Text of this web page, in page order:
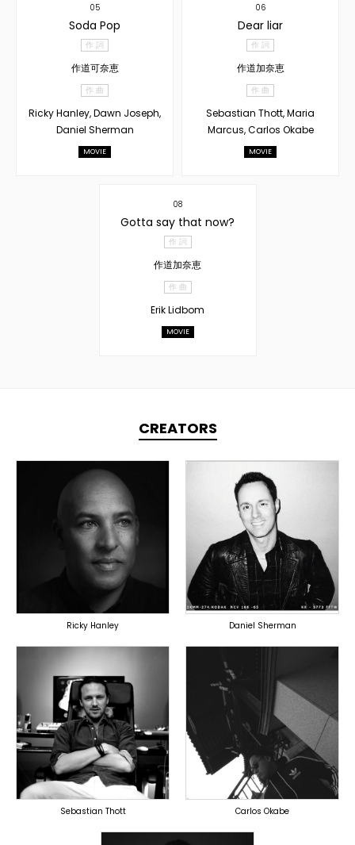
05
Soda Pop
作 詞
作道可奈恵
作 曲
Ricky Hanley, Dawn Joseph,
Daniel Sherman
MOVIE
06
Dear liar
作 詞
作道加奈恵
作 曲
Sebastian Thott, Maria
Marcus, Carlos Okabe
MOVIE
08
Gotta say that now?
作 詞
作道加奈恵
作 曲
Erik Lidbom
MOVIE
CREATORS
TOPLINER
PRODUCER
LYRICIST
SINGER
OVERSEAS
Ricky Hanley
PRODUCER
OVERSEAS
Daniel Sherman
TOPLINER
PRODUCER
OVERSEAS
Sebastian Thott
TOPLINER
PRODUCER
DOMESTICS
Carlos Okabe